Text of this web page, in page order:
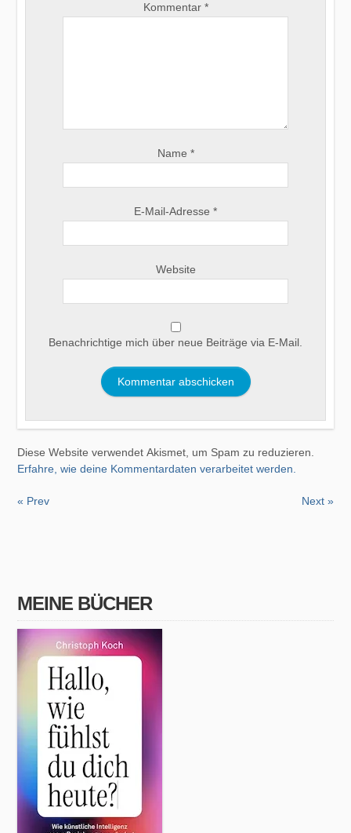
Kommentar *
Name *
E-Mail-Adresse *
Website
Benachrichtige mich über neue Beiträge via E-Mail.
Diese Website verwendet Akismet, um Spam zu reduzieren.
Erfahre, wie deine Kommentardaten verarbeitet werden.
« Prev Next »
MEINE BÜCHER